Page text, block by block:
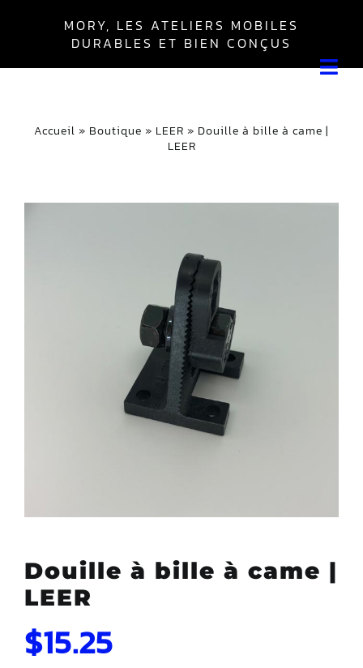
MORY, LES ATELIERS MOBILES
DURABLES ET BIEN CONÇUS
Accueil » Boutique » LEER » Douille à bille à came |
LEER
Douille à bille à came |
LEER
$15.25